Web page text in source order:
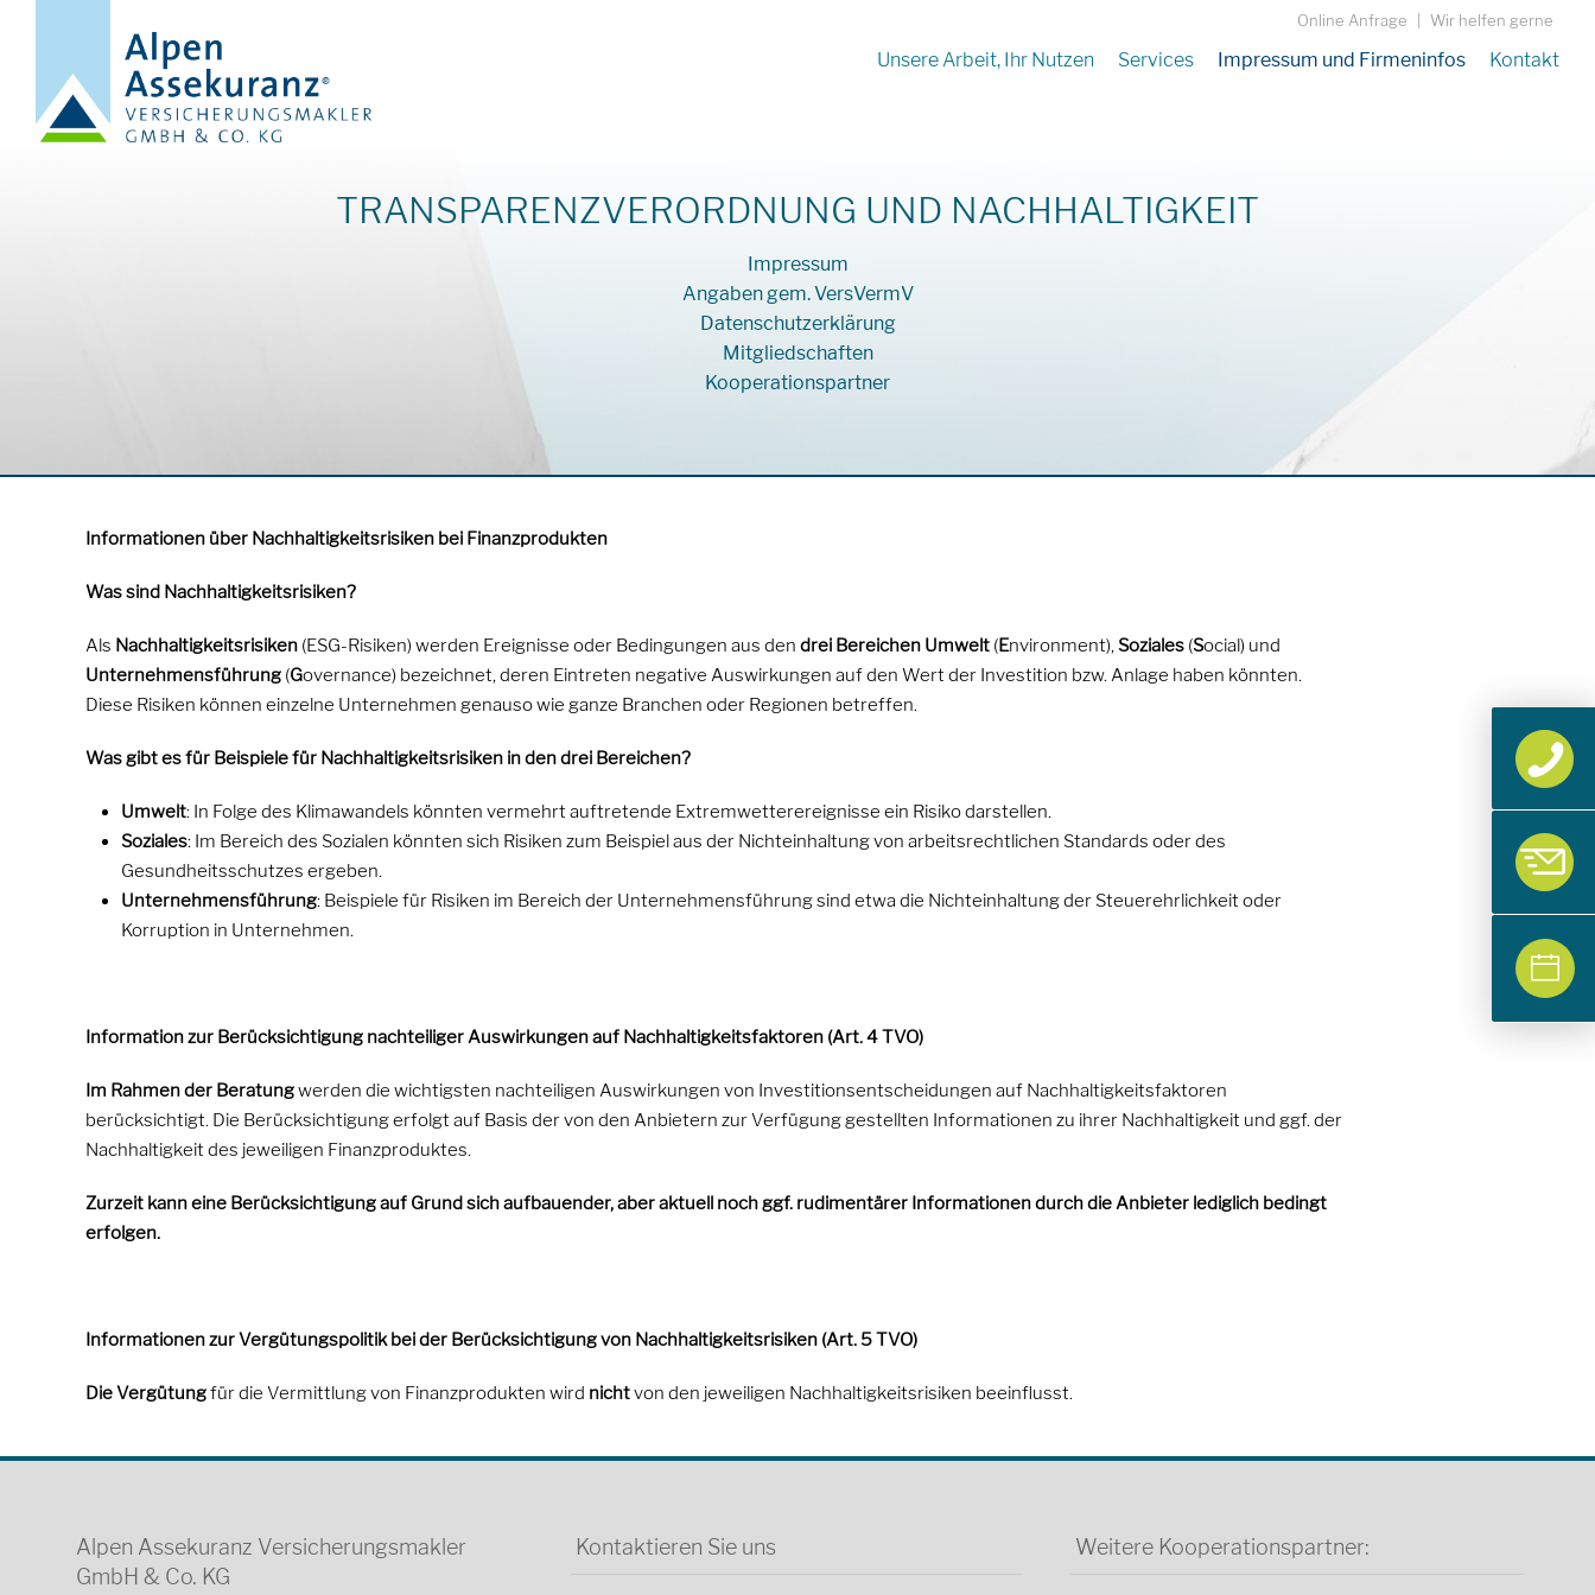
Online Anfrage Wir helfen gerne
Unsere Arbeit, Ihr Nutzen Services Impressum und Firmeninfos Kontakt
TRANSPARENZVERORDNUNG UND NACHHALTIGKEIT
Impressum
Angaben gem. VersVermV
Datenschutzerklärung
Mitgliedschaften
Kooperationspartner
Informationen über Nachhaltigkeitsrisiken bei Finanzprodukten
Was sind Nachhaltigkeitsrisiken?
Als Nachhaltigkeitsrisiken (ESG-Risiken) werden Ereignisse oder Bedingungen aus den drei Bereichen Umwelt (Environment),Soziales (Social) und
Unternehmensführung (Governance) bezeichnet, deren Eintreten negative Auswirkungen auf den Wert der Investition bzw. Anlage haben könnten.
Diese Risiken können einzelne Unternehmen genauso wie ganze Branchen oder Regionen betreffen.
Was gibt es für Beispiele für Nachhaltigkeitsrisiken in den drei Bereichen?
Umwelt: In Folge des Klimawandels könnten vermehrt auftretende Extremwetterereignisse ein Risiko darstellen.
Soziales: Im Bereich des Sozialen könnten sich Risiken zum Beispiel aus der Nichteinhaltung von arbeitsrechtlichen Standards oder des
Gesundheitsschutzes ergeben.
Unternehmensführung: Beispiele für Risiken im Bereich der Unternehmensführung sind etwa die Nichteinhaltung der Steuerehrlichkeit oder
Korruption in Unternehmen.
Information zur Berücksichtigung nachteiliger Auswirkungen auf Nachhaltigkeitsfaktoren (Art. 4 TVO)
Im Rahmen der Beratungwerden die wichtigsten nachteiligen Auswirkungen von Investitionsentscheidungen auf Nachhaltigkeitsfaktoren
berücksichtigt. Die Berücksichtigung erfolgt auf Basis der von den Anbietern zur Verfügung gestellten Informationen zu ihrer Nachhaltigkeit und ggf. der
Nachhaltigkeit des jeweiligen Finanzproduktes.
Zurzeit kann eine Berücksichtigung auf Grund sich aufbauender, aber aktuell noch ggf. rudimentärer Informationen durch die Anbieter lediglich bedingt
erfolgen.
Informationen zur Vergütungspolitik bei der Berücksichtigung von Nachhaltigkeitsrisiken (Art. 5 TVO)
Die Vergütungfür die Vermittlung von Finanzprodukten wird nichtvon den jeweiligen Nachhaltigkeitsrisiken beeinflusst.
Alpen Assekuranz Versicherungsmakler
GmbH & Co. KG
Kontaktieren Sie uns Weitere Kooperationspartner: